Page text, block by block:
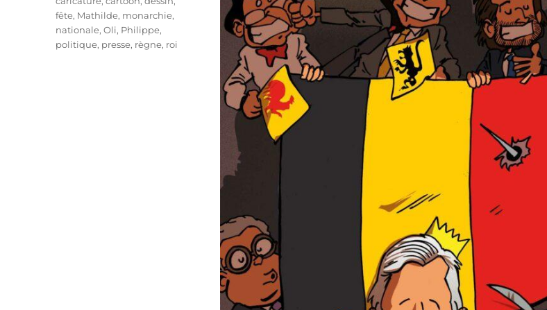
fête, Mathilde, monarchie,
nationale,Oli, Philippe,
politique, presse, règne, roi